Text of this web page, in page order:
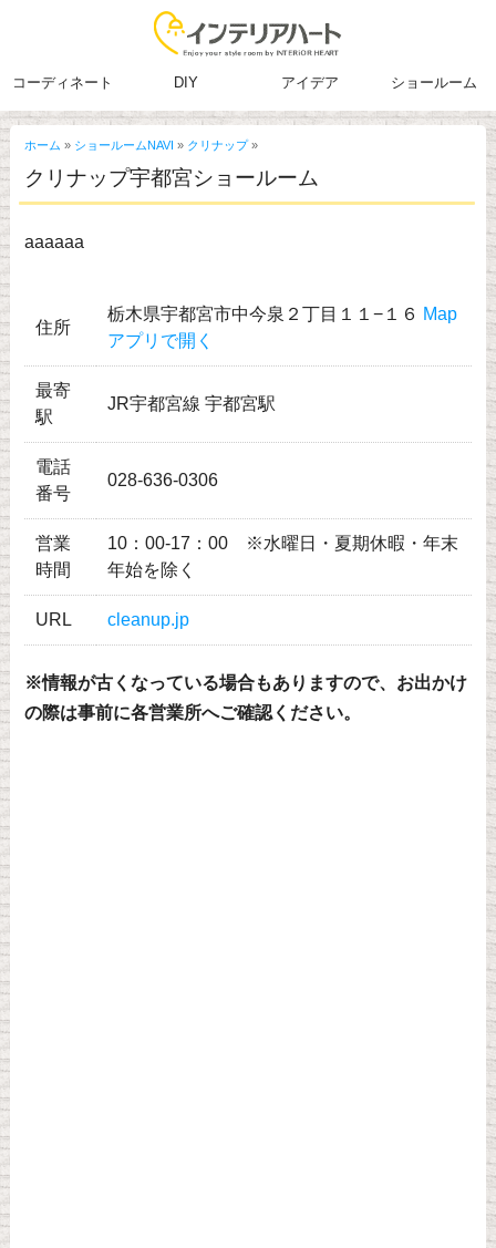
コーディネート DIY アイデア ショールーム
ホーム » ショールームNAVI » クリナップ»
クリナップ宇都宮ショールーム
aaaaaa
住所
栃木県宇都宮市中今泉２丁目１１−１６ Map
アプリで開く
最寄
駅
JR宇都宮線 宇都宮駅
電話
番号
028-636-0306
営業
時間
10：00-17：00 ※水曜日・夏期休暇・年末
年始を除く
URL cleanup.jp
※情報が古くなっている場合もありますので、お出かけ
の際は事前に各営業所へご確認ください。